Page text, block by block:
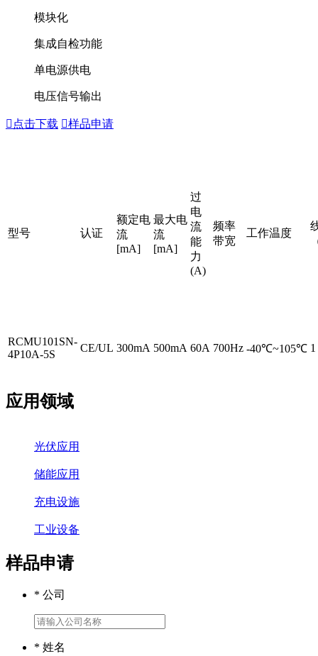
模块化
集成自检功能
单电源供电
电压信号输出
 点击下载 样品申请
型号 认证
额定电
流
[mA]
最大电
流
[mA]
过
电
流
能
力
(A)
频率
带宽
工作温度
RCMU101SN-
4P10A-5S
CE/UL 300mA 500mA 60A 700Hz -40℃~105℃ 1
应用领域
光伏应用
储能应用
充电设施
工业设备
样品申请
* 公司
* 姓名